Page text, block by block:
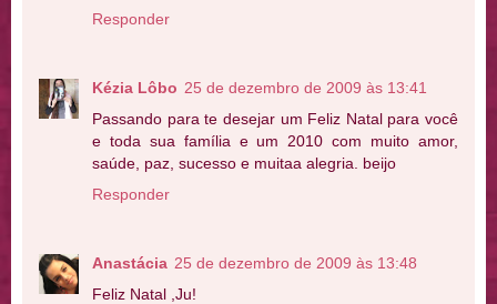
Responder
Kézia Lôbo 25 de dezembro de 2009 às 13:41
Passando para te desejar um Feliz Natal para você
e toda sua família e um 2010 com muito amor,
saúde, paz, sucesso e muitaa alegria. beijo
Responder
Anastácia 25 de dezembro de 2009 às 13:48
Feliz Natal ,Ju!